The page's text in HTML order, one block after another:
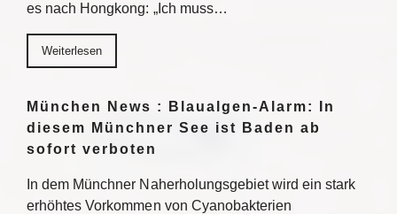
es nach Hongkong: „Ich muss…
Weiterlesen
München News : Blaualgen-Alarm: In
diesem Münchner See ist Baden ab
sofort verboten
In dem Münchner Naherholungsgebiet wird ein stark
erhöhtes Vorkommen von Cyanobakterien